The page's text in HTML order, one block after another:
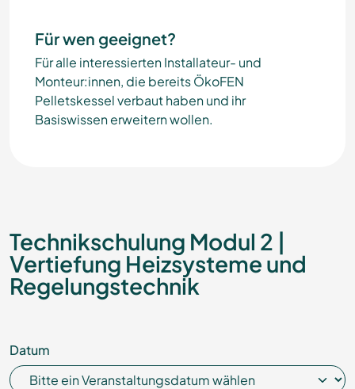
Für wen geeignet?
Für alle interessierten Installateur- und
Monteur:innen, die bereits ÖkoFEN
Pelletskessel verbaut haben und ihr
Basiswissen erweitern wollen.
Technikschulung Modul 2 |
Vertiefung Heizsysteme und
Regelungstechnik
Datum